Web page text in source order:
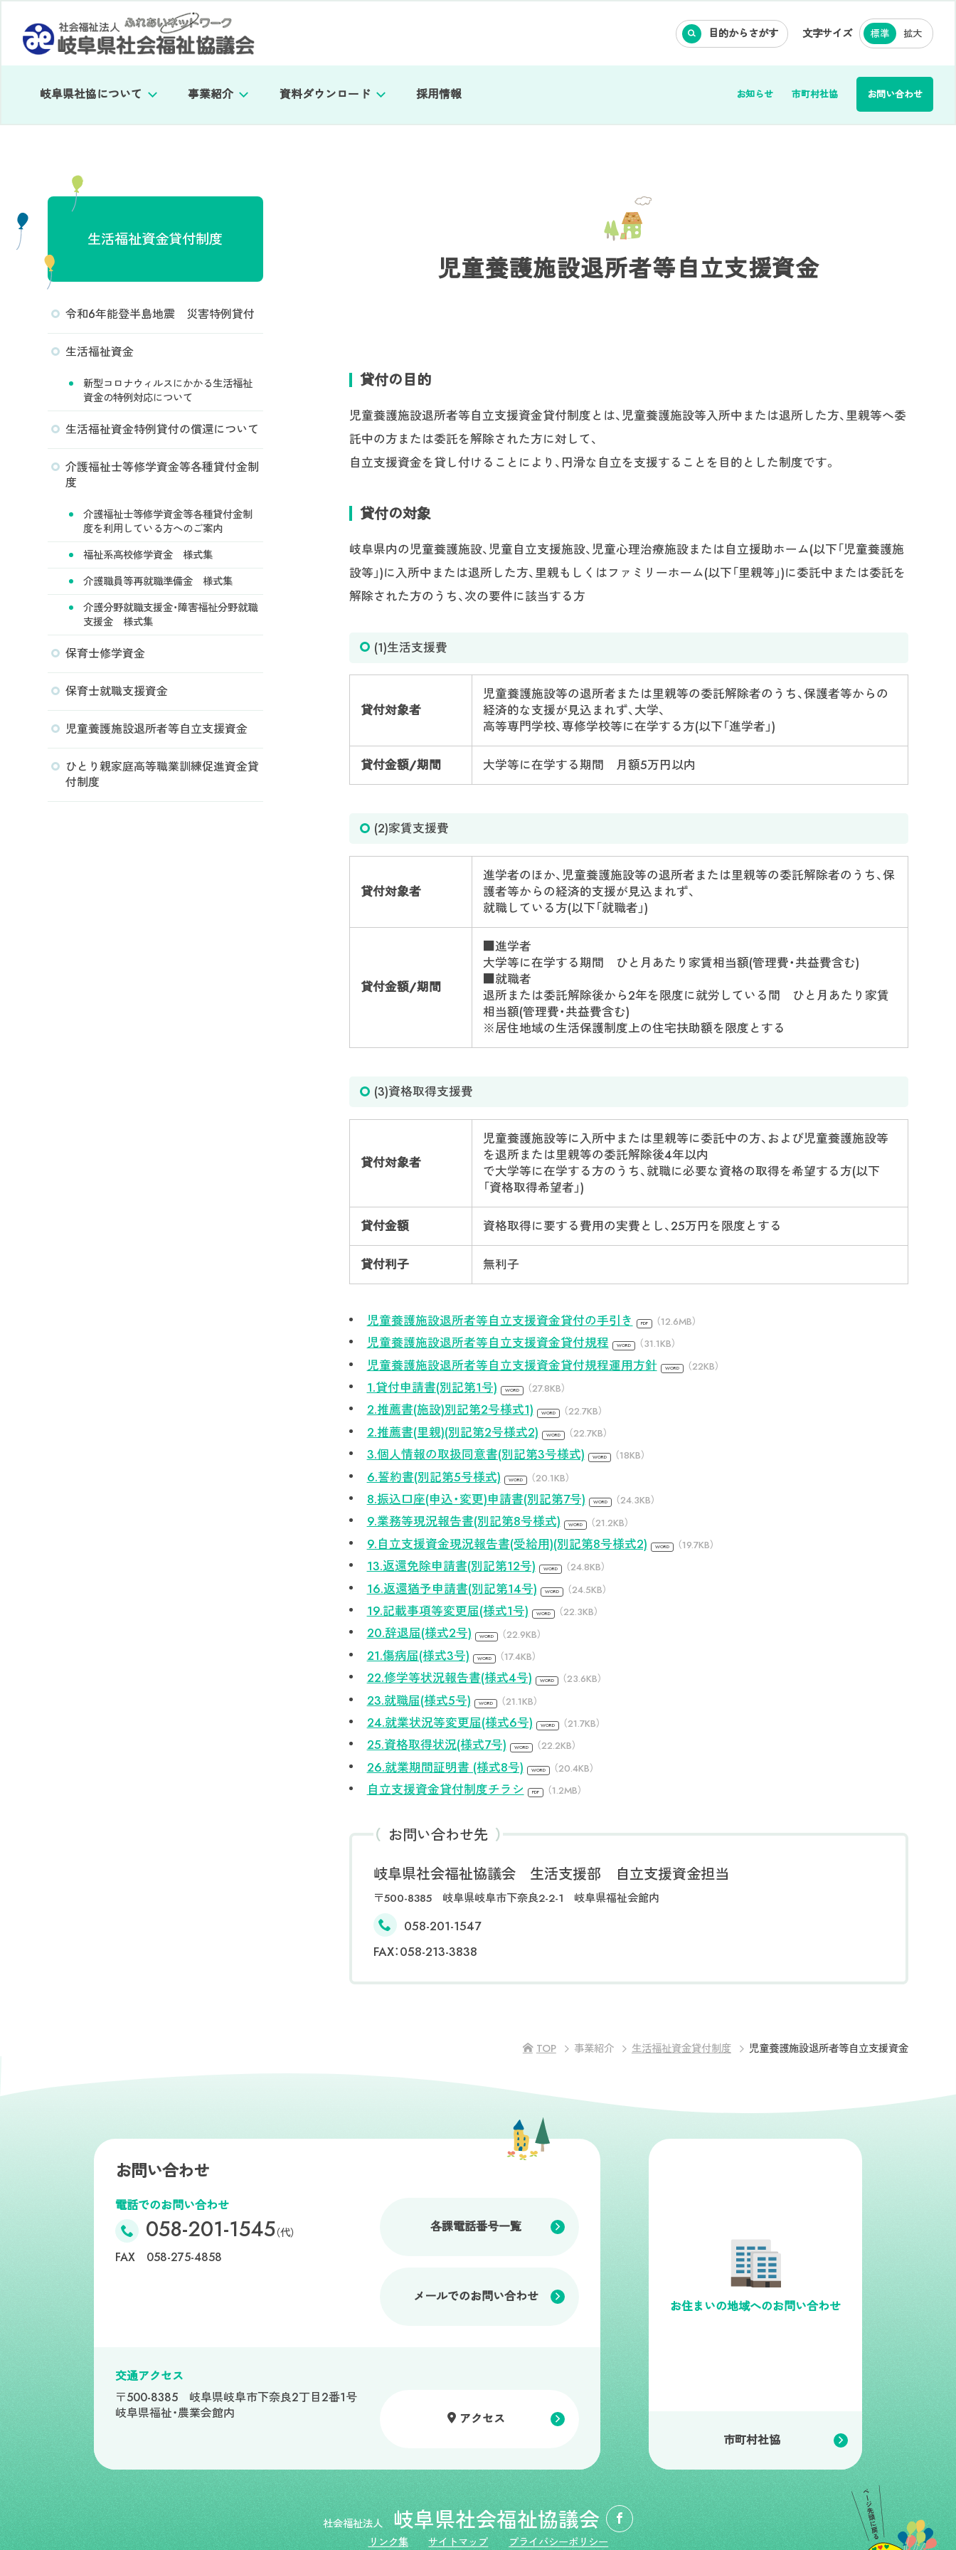
目的からさがす 文字サイズ 標準 拡大
岐阜県社協について 事業紹介 資料ダウンロード 採用情報 お知らせ 市町村社協 お問い合わせ
生活福祉資金貸付制度
令和6年能登半島地震 災害特例貸付
生活福祉資金
新型コロナウィルスにかかる生活福祉
資金の特例対応について
生活福祉資金特例貸付の償還について
介護福祉士等修学資金等各種貸付金制
度
介護福祉士等修学資金等各種貸付金制
度を利用している方へのご案内
福祉系高校修学資金 様式集
介護職員等再就職準備金 様式集
介護分野就職支援金・障害福祉分野就職
支援金 様式集
保育士修学資金
保育士就職支援資金
児童養護施設退所者等自立支援資金
ひとり親家庭高等職業訓練促進資金貸
付制度
児童養護施設退所者等自立支援資金
貸付の目的
児童養護施設退所者等自立支援資金貸付制度とは、児童養護施設等入所中または退所した方、里親等へ委
託中の方または委託を解除された方に対して、
自立支援資金を貸し付けることにより、円滑な自立を支援することを目的とした制度です。
貸付の対象
岐阜県内の児童養護施設、児童自立支援施設、児童心理治療施設または自立援助ホーム(以下「児童養護施
設等」)に入所中または退所した方、里親もしくはファミリーホーム(以下「里親等」)に委託中または委託を
解除された方のうち、次の要件に該当する方
(1)生活支援費
貸付対象者
児童養護施設等の退所者または里親等の委託解除者のうち、保護者等からの
経済的な支援が見込まれず、大学、
高等専門学校、専修学校等に在学する方(以下「進学者」)
貸付金額/期間 大学等に在学する期間 月額5万円以内
(2)家賃支援費
貸付対象者
進学者のほか、児童養護施設等の退所者または里親等の委託解除者のうち、保
護者等からの経済的支援が見込まれず、
就職している方(以下「就職者」)
貸付金額/期間
■進学者
大学等に在学する期間 ひと月あたり家賃相当額(管理費・共益費含む)
■就職者
退所または委託解除後から2年を限度に就労している間 ひと月あたり家賃
相当額(管理費・共益費含む)
※居住地域の生活保護制度上の住宅扶助額を限度とする
(3)資格取得支援費
貸付対象者
児童養護施設等に入所中または里親等に委託中の方、および児童養護施設等
を退所または里親等の委託解除後4年以内
で大学等に在学する方のうち、就職に必要な資格の取得を希望する方(以下
「資格取得希望者」)
貸付金額 資格取得に要する費用の実費とし、25万円を限度とする
貸付利子 無利子
児童養護施設退所者等自立支援資金貸付の手引き （12.6MB）
児童養護施設退所者等自立支援資金貸付規程 （31.1KB）
児童養護施設退所者等自立支援資金貸付規程運用方針 （22KB）
1.貸付申請書(別記第1号) （27.8KB）
2.推薦書(施設)別記第2号様式1) （22.7KB）
2.推薦書(里親)(別記第2号様式2) （22.7KB）
3.個人情報の取扱同意書(別記第3号様式) （18KB）
6.誓約書(別記第5号様式) （20.1KB）
8.振込口座(申込・変更)申請書(別記第7号) （24.3KB）
9.業務等現況報告書(別記第8号様式) （21.2KB）
9.自立支援資金現況報告書(受給用)(別記第8号様式2) （19.7KB）
13.返還免除申請書(別記第12号) （24.8KB）
16.返還猶予申請書(別記第14号) （24.5KB）
19.記載事項等変更届(様式1号) （22.3KB）
20.辞退届(様式2号) （22.9KB）
21.傷病届(様式3号) （17.4KB）
22.修学等状況報告書(様式4号) （23.6KB）
23.就職届(様式5号) （21.1KB）
24.就業状況等変更届(様式6号) （21.7KB）
25.資格取得状況(様式7号) （22.2KB）
26.就業期間証明書 (様式8号) （20.4KB）
自立支援資金貸付制度チラシ （1.2MB）
お問い合わせ先
岐阜県社会福祉協議会 生活支援部 自立支援資金担当
〒500-8385 岐阜県岐阜市下奈良2-2-1 岐阜県福祉会館内
058-201-1547
FAX：058-213-3838
TOP 事業紹介 生活福祉資金貸付制度 児童養護施設退所者等自立支援資金
お問い合わせ
電話でのお問い合わせ
058-201-1545（代）
FAX 058-275-4858
各課電話番号一覧
メールでのお問い合わせ
交通アクセス
〒500-8385
岐阜県岐阜市下奈良2丁目2番1号
岐阜県福祉・農業会館内
アクセス
お住まいの地域へのお問い合わせ
市町村社協
社会福祉法人 岐阜県社会福祉協議会
リンク集 サイトマップ プライバシーポリシー